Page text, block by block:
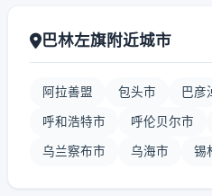
巴林左旗附近城市
阿拉善盟 包头市 巴彦
呼和浩特市 呼伦贝尔市
乌兰察布市 乌海市 锡